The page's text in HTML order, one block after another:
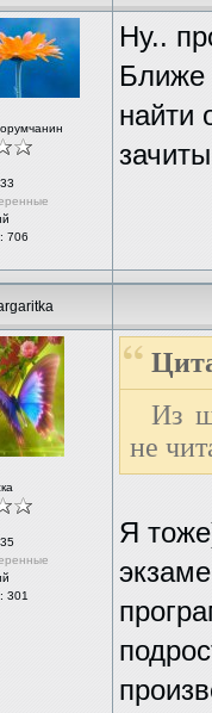
33
706
Ну..
Ближе
найти
35
301
Из
не
Я